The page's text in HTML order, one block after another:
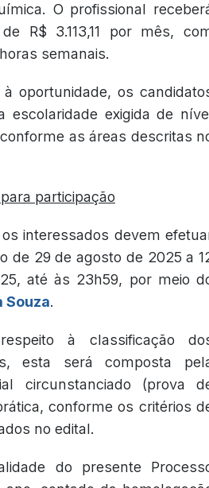
O profissional
R$ 3.113,11 por mês,
semanais.
oportunidade, os
escolaridade exigida de
as áreas descritas
participação
interessados devem
de 29 de agosto de 2025 a
até às 23h59, por meio
Souza.
à classificação
esta será composta
circunstanciado (prova
conforme os critérios
no edital.
do presente